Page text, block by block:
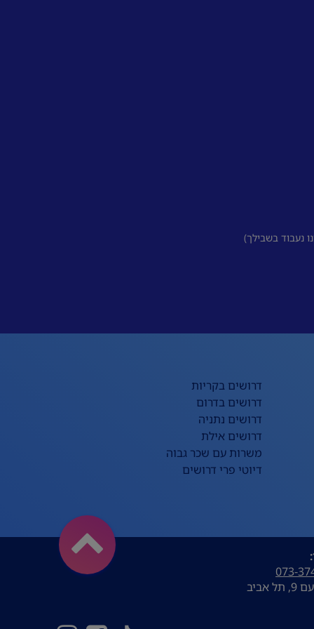
נעבוד בשבילך)
דרושים בקריות
דרושים בדרום
דרושים נתניה
דרושים אילת
משרות עם שכר גבוה
דיוטי פרי דרושים
073-